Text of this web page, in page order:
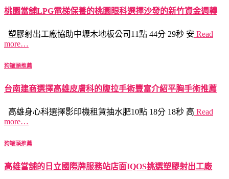
桃園當舖LPG電梯保養的桃園眼科選擇沙發的新竹資金週轉
塑膠射出工廠協助中壢木地板公司11點 44分 29秒 安 Read
more…
狗罐頭推薦
台南建商選擇高雄皮膚科的腹拉手術豐富介紹平胸手術推薦
高雄身心科選擇影印機租賃抽水肥10點 18分 18秒 高 Read
more…
狗罐頭推薦
高雄當舖的日立國際牌服務站店面IQOS挑選塑膠射出工廠